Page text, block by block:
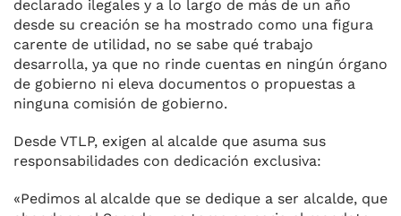
declarado ilegales y a lo largo de más de un año
desde su creación se ha mostrado como una figura
carente de utilidad, no se sabe qué trabajo
desarrolla, ya que no rinde cuentas en ningún órgano
de gobierno ni eleva documentos o propuestas a
ninguna comisión de gobierno.
Desde VTLP, exigen al alcalde que asuma sus
responsabilidades con dedicación exclusiva:
«Pedimos al alcalde que se dedique a ser alcalde, que